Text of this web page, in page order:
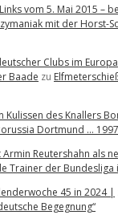
vom 5. Mai 2015 –
mit der Horst-
Clubs im
Baade zu
Kulissen des Knallers
Dortmund … 1997
Reutershahn als
Trainer der Bundesliga
45 in 2024 |
Begegnung“